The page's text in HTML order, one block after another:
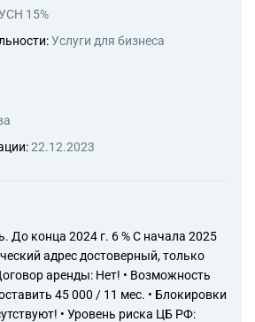
15%
Услуги для бизнеса
22.12.2023
До конца 2024 г. 6 % С начала 2025
адрес достоверный, только
аренды: Нет! • Возможность
45 000 / 11 мес. • Блокировки
• Уровень риска ЦБ РФ: